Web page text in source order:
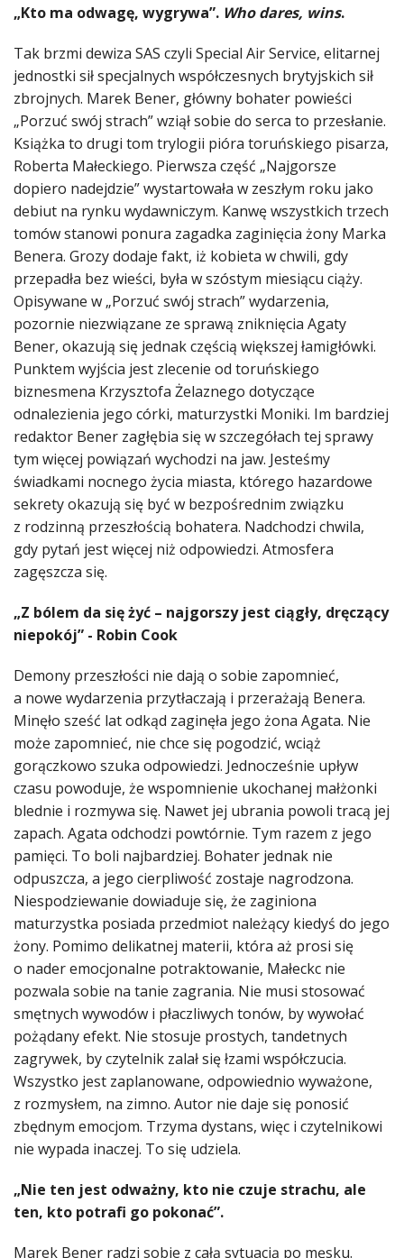
„Kto ma odwagę, wygrywa”. Who dares, wins.
Tak brzmi dewiza SAS czyli Special Air Service, elitarnej
jednostki sił specjalnych współczesnych brytyjskich sił
zbrojnych. Marek Bener, główny bohater powieści
„Porzuć swój strach” wziął sobie do serca to przesłanie.
Książka to drugi tom trylogii pióra toruńskiego pisarza,
Roberta Małeckiego. Pierwsza część „Najgorsze
dopiero nadejdzie” wystartowała w zeszłym roku jako
debiut na rynku wydawniczym. Kanwę wszystkich trzech
tomów stanowi ponura zagadka zaginięcia żony Marka
Benera. Grozy dodaje fakt, iż kobieta w chwili, gdy
przepadła bez wieści, była w szóstym miesiącu ciąży.
Opisywane w „Porzuć swój strach” wydarzenia,
pozornie niezwiązane ze sprawą zniknięcia Agaty
Bener, okazują się jednak częścią większej łamigłówki.
Punktem wyjścia jest zlecenie od toruńskiego
biznesmena Krzysztofa Żelaznego dotyczące
odnalezienia jego córki, maturzystki Moniki. Im bardziej
redaktor Bener zagłębia się w szczegółach tej sprawy
tym więcej powiązań wychodzi na jaw. Jesteśmy
świadkami nocnego życia miasta, którego hazardowe
sekrety okazują się być w bezpośrednim związku
z rodzinną przeszłością bohatera. Nadchodzi chwila,
gdy pytań jest więcej niż odpowiedzi. Atmosfera
zagęszcza się.
„Z bólem da się żyć – najgorszy jest ciągły, dręczący
niepokój” - Robin Cook
Demony przeszłości nie dają o sobie zapomnieć,
a nowe wydarzenia przytłaczają i przerażają Benera.
Minęło sześć lat odkąd zaginęła jego żona Agata. Nie
może zapomnieć, nie chce się pogodzić, wciąż
gorączkowo szuka odpowiedzi. Jednocześnie upływ
czasu powoduje, że wspomnienie ukochanej małżonki
blednie i rozmywa się. Nawet jej ubrania powoli tracą jej
zapach. Agata odchodzi powtórnie. Tym razem z jego
pamięci. To boli najbardziej. Bohater jednak nie
odpuszcza, a jego cierpliwość zostaje nagrodzona.
Niespodziewanie dowiaduje się, że zaginiona
maturzystka posiada przedmiot należący kiedyś do jego
żony. Pomimo delikatnej materii, która aż prosi się
o nader emocjonalne potraktowanie, Małeckc nie
pozwala sobie na tanie zagrania. Nie musi stosować
smętnych wywodów i płaczliwych tonów, by wywołać
pożądany efekt. Nie stosuje prostych, tandetnych
zagrywek, by czytelnik zalał się łzami współczucia.
Wszystko jest zaplanowane, odpowiednio wyważone,
z rozmysłem, na zimno. Autor nie daje się ponosić
zbędnym emocjom. Trzyma dystans, więc i czytelnikowi
nie wypada inaczej. To się udziela.
„Nie ten jest odważny, kto nie czuje strachu, ale
ten, kto potrafi go pokonać”.
Marek Bener radzi sobie z całą sytuacją po męsku.